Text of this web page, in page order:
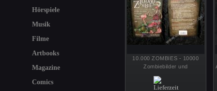
10.000 ZOMBIES - 10000
Zombiebilder und
HC Buch Ringbuch - Komet
Hörspiele
Musik
Filme
Artbooks
Magazine
Comics